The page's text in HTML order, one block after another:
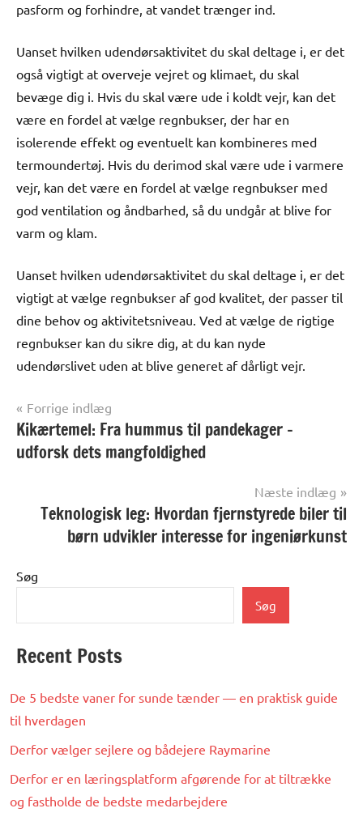
pasform og forhindre, at vandet trænger ind.
Uanset hvilken udendørsaktivitet du skal deltage i, er det
også vigtigt at overveje vejret og klimaet, du skal
bevæge dig i. Hvis du skal være ude i koldt vejr, kan det
være en fordel at vælge regnbukser, der har en
isolerende effekt og eventuelt kan kombineres med
termoundertøj. Hvis du derimod skal være ude i varmere
vejr, kan det være en fordel at vælge regnbukser med
god ventilation og åndbarhed, så du undgår at blive for
varm og klam.
Uanset hvilken udendørsaktivitet du skal deltage i, er det
vigtigt at vælge regnbukser af god kvalitet, der passer til
dine behov og aktivitetsniveau. Ved at vælge de rigtige
regnbukser kan du sikre dig, at du kan nyde
udendørslivet uden at blive generet af dårligt vejr.
Alle
anmeldelser
Indlægsnavigation
Forrige indlæg
Kikærtemel: Fra hummus til pandekager –
udforsk dets mangfoldighed
Næste indlæg
Teknologisk leg: Hvordan fjernstyrede biler til
børn udvikler interesse for ingeniørkunst
Søg
Søg
Recent Posts
De 5 bedste vaner for sunde tænder — en praktisk guide
til hverdagen
Derfor vælger sejlere og bådejere Raymarine
Derfor er en læringsplatform afgørende for at tiltrække
og fastholde de bedste medarbejdere